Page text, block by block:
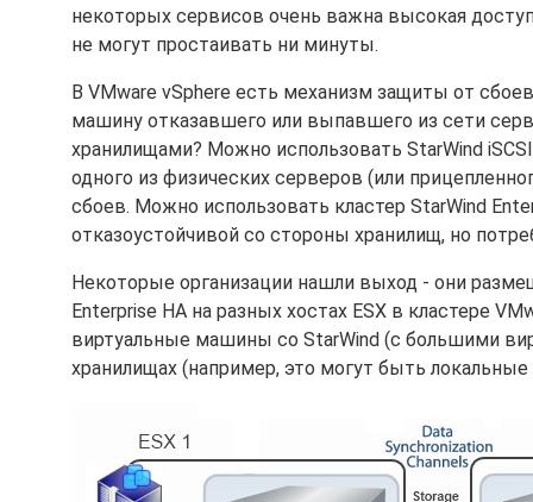
некоторых сервисов очень важна высокая
не могут простаивать ни минуты.
В VMware vSphere есть механизм защиты от
машину отказавшего или выпавшего из сети
хранилищами? Можно использовать StarWind
одного из физических серверов (или
сбоев. Можно использовать кластер StarWind
отказоустойчивой со стороны хранилищ, но
Некоторые организации нашли выход - они
Enterprise HA на разных хостах ESX в кластере
виртуальные машины со StarWind (с большими
хранилищах (например, это могут быть